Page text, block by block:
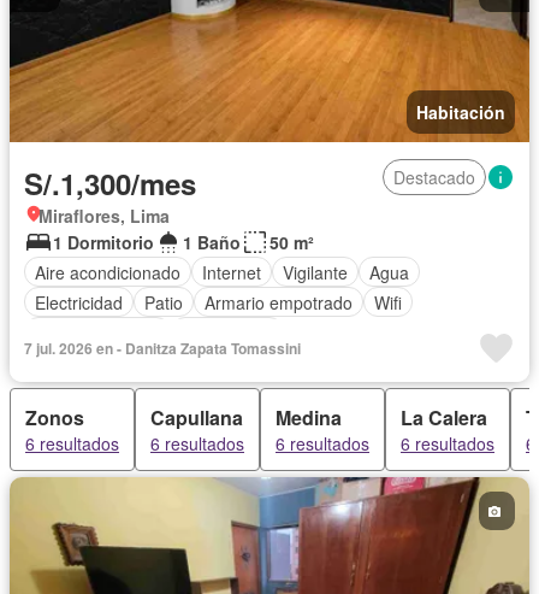
Habitación
S/.1,300/mes
Destacado
Miraflores, Lima
1 Dormitorio
1 Baño
50 m²
Aire acondicionado
Internet Vigilante
Agua
Electricidad
Patio Armario empotrado
Wifi
7 jul. 2026 en - Danitza Zapata Tomassini
Zonos
6 resultados
Capullana
6 resultados
Medina
6 resultados
La Calera
6 resultados